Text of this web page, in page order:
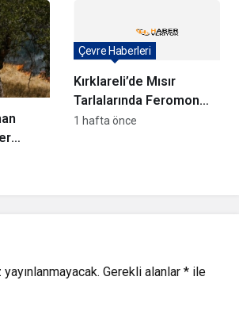
ediyor
Kırklareli’de Mısır
Tarlalarında Feromon
Tuzaklarıyla Verim
Çevre Haberleri
1 hafta önce
Gerekli alanlar * ile